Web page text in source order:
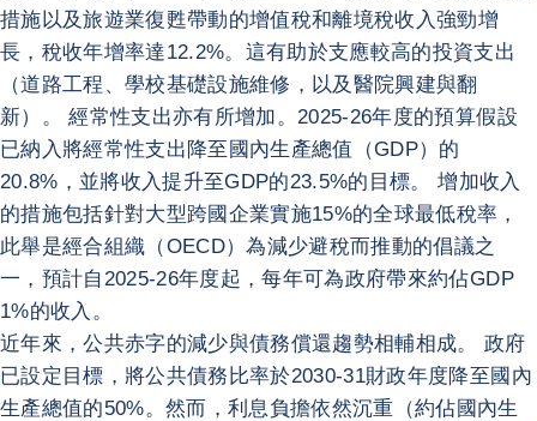
措施以及旅遊業復甦帶動的增值稅和離境稅收入強勁增
長，稅收年增率達12.2%。這有助於支應較高的投資支出
（道路工程、學校基礎設施維修，以及醫院興建與翻
新）。 經常性支出亦有所增加。2025-26年度的預算假設
已納入將經常性支出降至國內生產總值（GDP）的
20.8%，並將收入提升至GDP的23.5%的目標。 增加收入
的措施包括針對大型跨國企業實施15%的全球最低稅率，
此舉是經合組織（OECD）為減少避稅而推動的倡議之
一，預計自2025-26年度起，每年可為政府帶來約佔GDP
1%的收入。
近年來，公共赤字的減少與債務償還趨勢相輔相成。 政府
已設定目標，將公共債務比率於2030-31財政年度降至國內
生產總值的50%。然而，利息負擔依然沉重（約佔國內生